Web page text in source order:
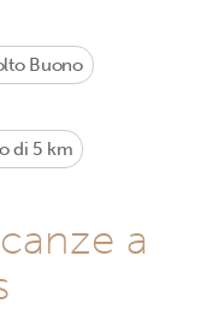
Buono
di 5 km
a